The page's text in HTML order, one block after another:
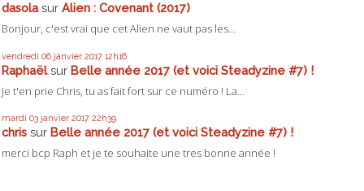
dasolasur Alien : Covenant (2017)
Bonjour, c'est vrai que cet Alien ne vaut pas les...
vendredi 06 janvier 2017 12h16
Raphaëlsur Belle année 2017 (et voici Steadyzine #7) !
Je t'en prie Chris, tu as fait fort sur ce numéro ! La...
mardi 03 janvier 2017 22h39
chris sur Belle année 2017 (et voici Steadyzine #7) !
merci bcp Raph et je te souhaite une tres bonne année !